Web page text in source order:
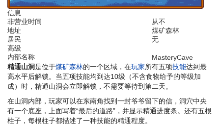
信息
非营业时间
从不
地址
煤矿森林
居民
无
高级
内部名称
MasteryCave
精通山洞是位于煤矿森林的一个区域，在玩家所有五项技能达到最
高水平后解锁。当五项技能均到达10级（不含食物给予的等级加
成）时，精通山洞会立即解锁，不需要等待到第二天。
在山洞内部，玩家可以在东南角找到一封爷爷留下的信，洞穴中央
有一个底座，上面写着“最后的道路”，并显示精通进度条。还有五根
柱子，每根柱子都描述了一种技能的精通程度。